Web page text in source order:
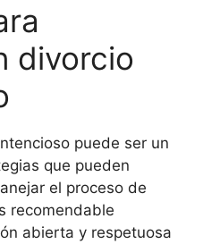
divorcio
puede ser un
que pueden
el proceso de
recomendable
abierta y respetuosa